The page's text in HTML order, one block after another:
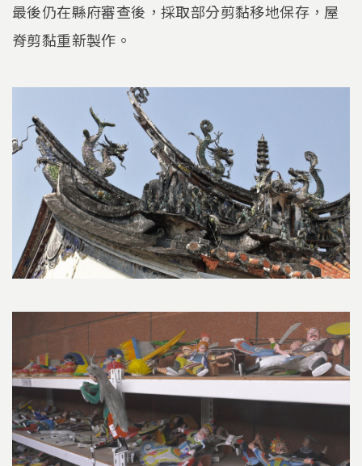
最後仍在縣府審查後，採取部分剪黏移地保存，屋
脊剪黏重新製作。